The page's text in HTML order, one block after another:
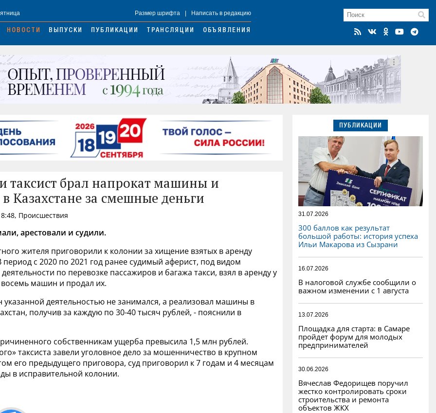
Размер шрифта Написать в редакцию
НОВОСТИ ВЫПУСКИ ПУБЛИКАЦИИ ТРАНСЛЯЦИИ ОБЪЯВЛЕНИЯ
таксист брал напрокат машины и
Казахстане за смешные деньги
Происшествия
арестовали и судили.
жителя приговорили к колонии за хищение взятых в аренду
с 2020 по 2021 год ранее судимый аферист, под видом
по перевозке пассажиров и багажа такси, взял в аренду у
восемь машин и продал их.
указанной деятельностью не занимался, а реализовал машины в
получив за каждую по 30-40 тысяч рублей, - пояснили в
собственникам ущерба превысила 1,5 млн рублей.
таксиста завели уголовное дело за мошенничество в крупном
его предыдущего приговора, суд приговорил к 7 годам и 4 месяцам
в исправительной колонии.
ПУБЛИКАЦИИ
31.07.2026
300 баллов как результат
большой работы: история успеха
Ильи Макарова из Сызрани
16.07.2026
В налоговой службе сообщили о
важном изменении с 1 августа
13.07.2026
Площадка для старта: в Самаре
пройдет форум для молодых
предпринимателей
30.06.2026
Вячеслав Федорищев поручил
жестко контролировать сроки
строительства и ремонта
объектов ЖКХ